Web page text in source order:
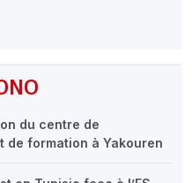
du centre de
de formation à Yakouren